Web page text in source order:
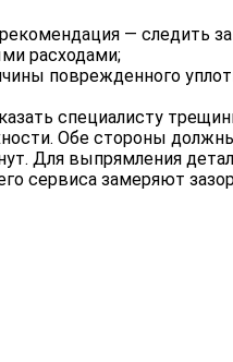
— следить
расходами;
поврежденного
специалисту
Обе стороны
Для выпрямления
сервиса замеряют